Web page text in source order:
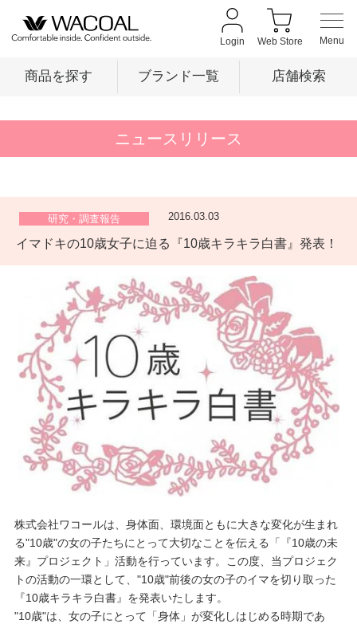
Login Web Store
商品を探す ブランド一覧 店舗検索
店舗検索
新着情報
重要なお知らせ
お知らせ
ワコールウェブストア
公式アプリ
ニュース＆トピックス
ニュースリリース
研究・調査報告 2016.03.03
イマドキの10歳女子に迫る『10歳キラキラ白書』発表！
株式会社ワコールは、身体面、環境面ともに大きな変化が生まれ
る"10歳"の女の子たちにとって大切なことを伝える「『10歳の未
来』プロジェクト」活動を行っています。この度、当プロジェク
トの活動の一環として、"10歳"前後の女の子のイマを切り取った
『10歳キラキラ白書』を発表いたします。
"10歳"は、女の子にとって「身体」が変化しはじめる時期であ